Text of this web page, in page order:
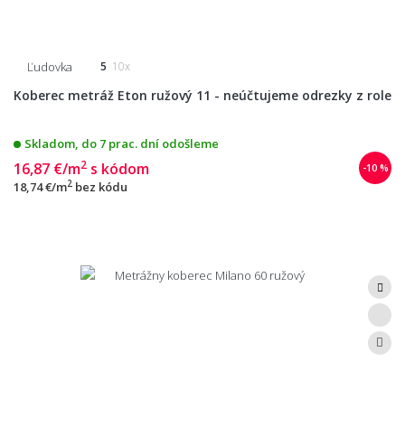
Ľudovka 5 10x
Koberec metráž Eton ružový 11 - neúčtujeme odrezky z role
Skladom, do 7 prac. dní odošleme
-10 %
16,87 €/m2 s kódom
18,74 €/m2 bez kódu